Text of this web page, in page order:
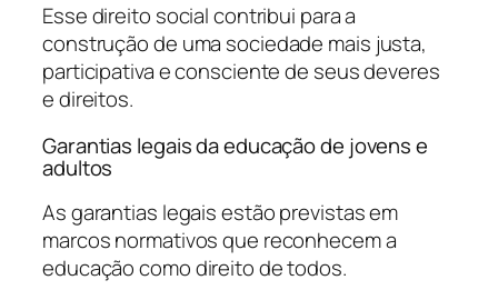
Esse direito social contribui para a
construção de uma sociedade mais justa,
participativa e consciente de seus deveres
e direitos.
Garantias legais da educação de jovens e
adultos
As garantias legais estão previstas em
marcos normativos que reconhecem a
educação como direito de todos.